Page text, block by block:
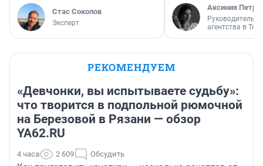
Стас Соколов
Эксперт
Аксиния
Руководитель
агентства в
РЕКОМЕНДУЕМ
«Девчонки, вы испытываете судьбу»:
что творится в подпольной рюмочной
на Березовой в Рязани — обзор
YA62.RU
4 часа 2 609 Обсудить